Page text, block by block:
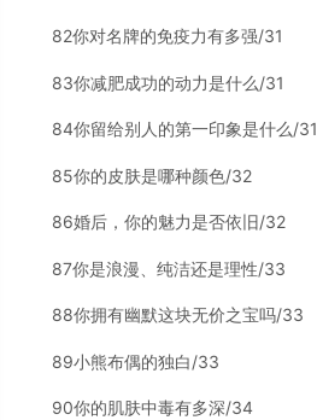
82你对名牌的免疫力有多强/31
83你减肥成功的动力是什么/31
84你留给别人的第一印象是什么/31
85你的皮肤是哪种颜色/32
86婚后，你的魅力是否依旧/32
87你是浪漫、纯洁还是理性/33
88你拥有幽默这块无价之宝吗/33
89小熊布偶的独白/33
90你的肌肤中毒有多深/34